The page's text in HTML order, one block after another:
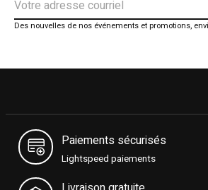
Des nouvelles de nos événements et promotions,
Paiements sécurisés
Lightspeed paiements